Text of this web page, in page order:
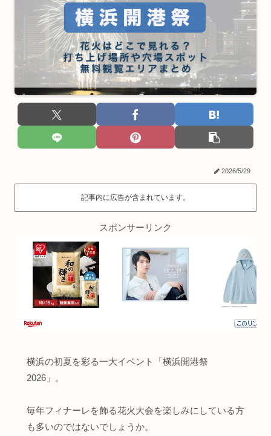
2026/5/29
記事内に広告が含まれています。
スポンサーリンク
横浜の初夏を彩る一大イベント「横浜開港祭
2026」。
毎年フィナーレを飾る花火大会を楽しみにしている方
も多いのではないでしょうか。